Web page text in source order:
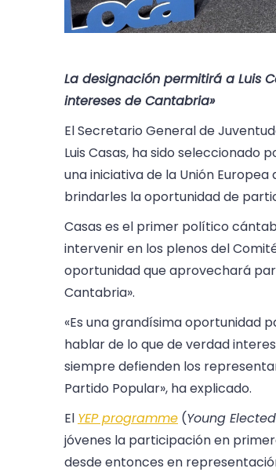
La designación permitirá a Luis
intereses de Cantabria»
El Secretario General de
Luis Casas, ha sido seleccionado
una iniciativa de la Unión
brindarles la oportunidad de
Casas es el primer político
intervenir en los plenos del
oportunidad que aprovechará
Cantabria».
«Es una grandísima oportunidad
hablar de lo que de verdad
siempre defienden los
Partido Popular», ha explicado.
El YEP programme (Young
jóvenes la participación en
desde entonces en